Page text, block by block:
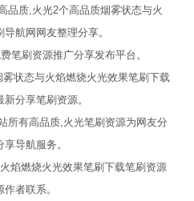
品质,火光2个高品质烟雾状态与火
航网网友整理分享。
笔刷资源推广分享发布平台。
状态与火焰燃烧火光效果笔刷下载
分享笔刷资源。
所有高品质,火光笔刷资源为网友分
导航服务。
焰燃烧火光效果笔刷下载笔刷资源
者联系。